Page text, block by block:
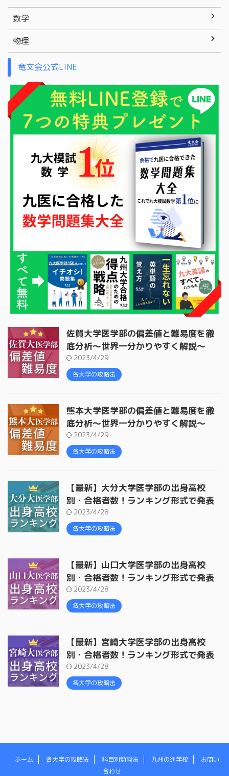
数学
物理
竜文会公式LINE
佐賀大学医学部の偏差値と難易度を徹
底分析〜世界一分かりやすく解説〜
2023/4/29
各大学の攻略法
熊本大学医学部の偏差値と難易度を徹
底分析〜世界一分かりやすく解説〜
2023/4/29
各大学の攻略法
【最新】大分大学医学部の出身高校
別・合格者数！ランキング形式で発表
2023/4/28
各大学の攻略法
【最新】山口大学医学部の出身高校
別・合格者数！ランキング形式で発表
2023/4/28
各大学の攻略法
【最新】宮崎大学医学部の出身高校
別・合格者数！ランキング形式で発表
2023/4/28
各大学の攻略法
ホーム 各大学の攻略法 科目別勉強法 九州の進学校
お問い
合わせ